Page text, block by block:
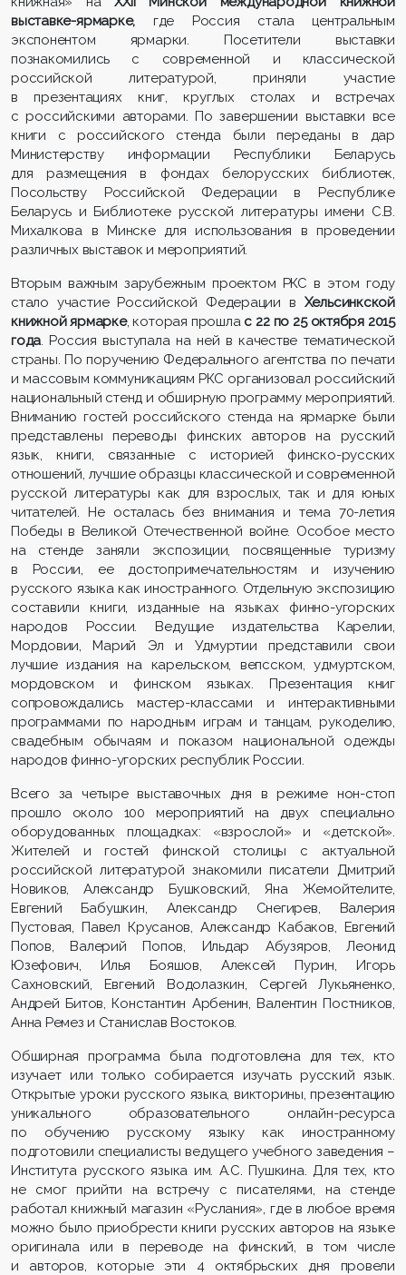
выставке-ярмарке, где Россия стала центральным
экспонентом ярмарки. Посетители выставки
познакомились с современной и классической
российской литературой, приняли участие
в презентациях книг, круглых столах и встречах
с российскими авторами. По завершении выставки все
книги с российского стенда были переданы в дар
Министерству информации Республики Беларусь
для размещения в фондах белорусских библиотек,
Посольству Российской Федерации в Республике
Беларусь и Библиотеке русской литературы имени С.В.
Михалкова в Минске для использования в проведении
различных выставок и мероприятий.
Вторым важным зарубежным проектом РКС в этом году
стало участие Российской Федерации в Хельсинкской
книжной ярмарке, которая прошла с 22 по 25 октября 2015
года. Россия выступала на ней в качестве тематической
страны. По поручению Федерального агентства по печати
и массовым коммуникациям РКС организовал российский
национальный стенд и обширную программу мероприятий.
Вниманию гостей российского стенда на ярмарке были
представлены переводы финских авторов на русский
язык, книги, связанные с историей финско-русских
отношений, лучшие образцы классической и современной
русской литературы как для взрослых, так и для юных
читателей. Не осталась без внимания и тема 70-летия
Победы в Великой Отечественной войне. Особое место
на стенде заняли экспозиции, посвященные туризму
в России, ее достопримечательностям и изучению
русского языка как иностранного. Отдельную экспозицию
составили книги, изданные на языках финно-угорских
народов России. Ведущие издательства Карелии,
Мордовии, Марий Эл и Удмуртии представили свои
лучшие издания на карельском, вепсском, удмуртском,
мордовском и финском языках. Презентация книг
сопровождались мастер-классами и интерактивными
программами по народным играм и танцам, рукоделию,
свадебным обычаям и показом национальной одежды
народов финно-угорских республик России.
Всего за четыре выставочных дня в режиме нон-стоп
прошло около 100 мероприятий на двух специально
оборудованных площадках: «взрослой» и «детской».
Жителей и гостей финской столицы с актуальной
российской литературой знакомили писатели Дмитрий
Новиков, Александр Бушковский, Яна Жемойтелите,
Евгений Бабушкин, Александр Снегирев, Валерия
Пустовая, Павел Крусанов, Александр Кабаков, Евгений
Попов, Валерий Попов, Ильдар Абузяров, Леонид
Юзефович, Илья Бояшов, Алексей Пурин, Игорь
Сахновский, Евгений Водолазкин, Сергей Лукьяненко,
Андрей Битов, Константин Арбенин, Валентин Постников,
Анна Ремез и Станислав Востоков.
Обширная программа была подготовлена для тех, кто
изучает или только собирается изучать русский язык.
Открытые уроки русского языка, викторины, презентацию
уникального образовательного онлайн-ресурса
по обучению русскому языку как иностранному
подготовили специалисты ведущего учебного заведения –
Института русского языка им. А.С. Пушкина. Для тех, кто
не смог прийти на встречу с писателями, на стенде
работал книжный магазин «Руслания», где в любое время
можно было приобрести книги русских авторов на языке
оригинала или в переводе на финский, в том числе
и авторов, которые эти 4 октябрьских дня провели